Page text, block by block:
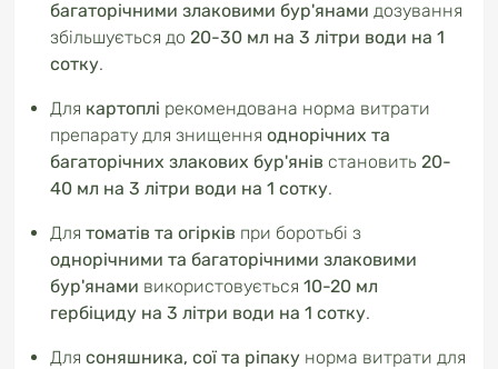
багаторічними злаковими бур'янами дозування
збільшується до 20-30 мл на 3 літри води на 1
сотку.
Для картоплі рекомендована норма витрати
препарату для знищення однорічних та
багаторічних злакових бур'янів становить 20-
40 мл на 3 літри води на 1 сотку.
Для томатів та огірків при боротьбі з
однорічними та багаторічними злаковими
бур'янами використовується 10-20 мл
гербіциду на 3 літри води на 1 сотку.
Для соняшника, сої та ріпаку норма витрати для